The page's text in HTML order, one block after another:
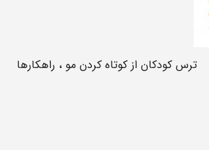
ترس کودکان از کوتاه کردن مو ، راهکارها